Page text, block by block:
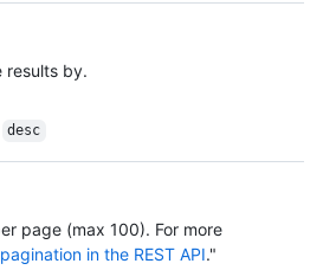
results by.
desc
page (max 100). For more
in the REST API."